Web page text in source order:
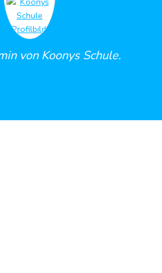
von Koonys Schule.